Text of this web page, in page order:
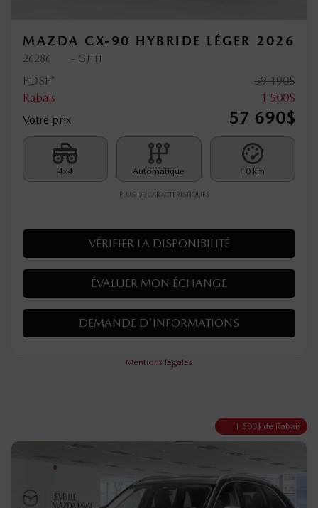
MAZDA CX-90 HYBRIDE LÉGER 2026
26286 – GT TI
PDSF* 59 190$
Rabais
1 500$
Votre prix
57 690$
4×4 Automatique 10 km
PLUS DE CARACTÉRISTIQUES
VÉRIFIER LA DISPONIBILITÉ
ÉVALUER MON ÉCHANGE
DEMANDE D'INFORMATIONS
Mentions légales
1 500$ de Rabais